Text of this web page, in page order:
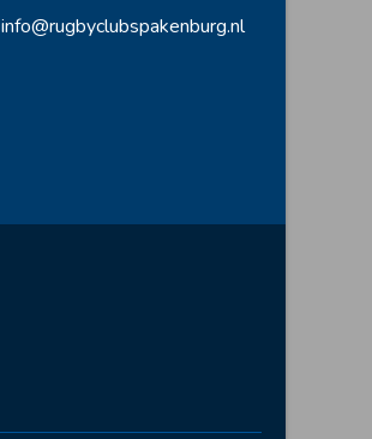
info@rugbyclubspakenburg.nl